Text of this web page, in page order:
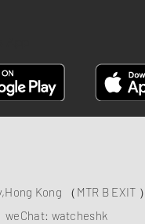
Kong （MTR B EXIT ）
weChat: watcheshk